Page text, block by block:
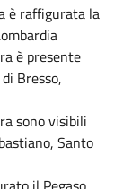
è raffigurata la
è presente
Bresso,
sono visibili
Santo